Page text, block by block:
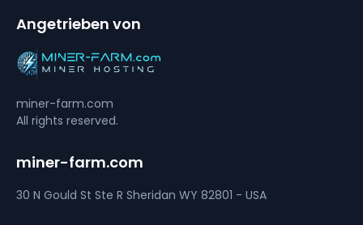
Angetrieben von
miner-farm.com
All rights reserved.
miner-farm.com
30 N Gould St Ste R Sheridan WY 82801 - USA